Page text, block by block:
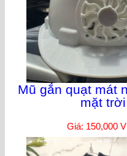
Mũ gắn quạt mát
mặt trời
Giá: 150,000